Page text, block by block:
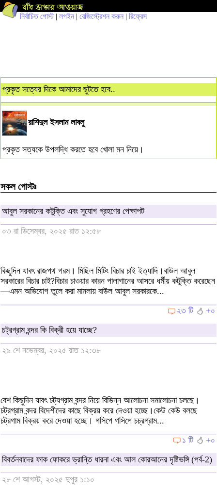
নির্বাচিত পোস্ট| লগইন | রেজিস্ট্রেশন করুন | রিফ্রেস
প্রকৃত সত্যের দিকে আমাদের ছুটতে হবে..
রাশিদুল ইসলাম লাবলু
প্রকৃত সত্যকে উপলদ্ধি করতে হবে খোলা মন নিয়ে।
সকল পোস্টঃ
আবুল সরকানের কটুক্তি এবং সুযোগ গ্রহণের পেক্ষাপট
০৩ রা ডিসেম্বর, ২০২৫ রাত ১২:৫৮
কিছুদিন যাবৎ রাজপথ গরম। মিছিল মিটিং বিচার চাই ইত্যাদি।বাউল আবুল
সরকারের বিচার চাই?বিচার চাওয়ার কারন পালাগানের আসরে ধর্মীয় কটূক্তি করেছেন
—এমন অভিযোগ তুলে করা মামলায় বাউল আবুল সরকারকে...
২৩ টি
+০
চট্রগ্রাম বন্দর কি বিক্রী হয়ে যাচ্ছে?
২৯ শে নভেম্বর, ২০২৫ রাত ১২:৩৮
বেশ কিছুদিন যাবৎ চট্যগ্রাম বন্দর নিয়ে বিভিন্ন আলোচনা সমালোচনা চলছে।
চট্রগ্রাম বন্দর বিদেশীদের কাছে বিক্রয় করে দেওয়া হচ্ছে।কেউ কেউ বলছে
চট্রগাম বিক্রয় করে দেওয়া হচ্ছে। গসিপে গসিপে চচ্রগ্রাম...
১ টি
+০
বিবর্তনবাদের ফাক ফোকরে ভ্রান্তি ধারনা এবং আল কোরআনের দৃষ্টিভঙ্গি (পর্ব-2)
২৮ শে আগস্ট, ২০২৫ দুপুর ১:১০